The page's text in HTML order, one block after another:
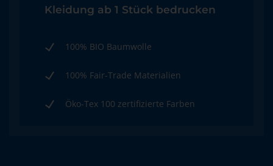
Kleidung ab 1 Stück bedrucken
100% BIO Baumwolle
100% Fair-Trade Materialien
Öko-Tex 100 zertifizierte Farben